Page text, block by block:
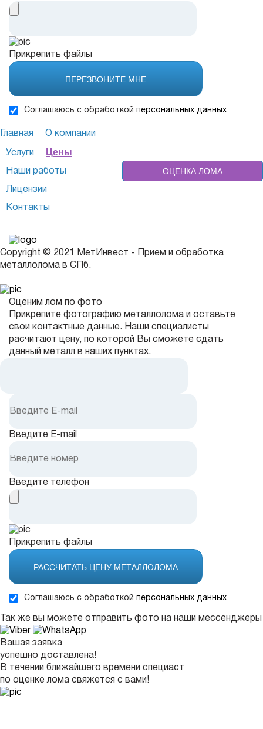
Прикрепить файлы
ПЕРЕЗВОНИТЕ МНЕ
Соглашаюсь с обработкой персональных данных
Главная О компании
Услуги Цены
Наши работы
Лицензии
Контакты
ОЦЕНКА ЛОМА
Copyright © 2021 МетИнвест - Прием и обработка
металлолома в СПб.
Оценим лом по фото
Прикрепите фотографию металлолома и оставьте
свои контактные данные. Наши специалисты
расчитают цену, по которой Вы сможете сдать
данный металл в наших пунктах.
Введите E-mail
Введите телефон
Прикрепить файлы
РАССЧИТАТЬ ЦЕНУ МЕТАЛЛОЛОМА
Соглашаюсь с обработкой персональных данных
Так же вы можете отправить фото на наши мессенджеры
Вашая заявка
успешно доставлена!
В течении ближайшего времени специаст
по оценке лома свяжется с вами!